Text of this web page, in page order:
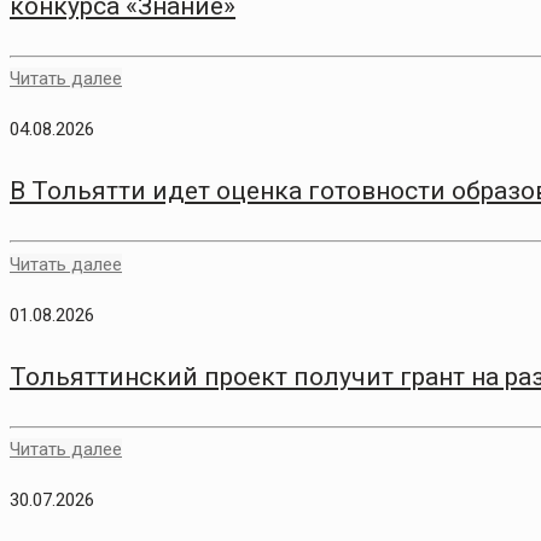
конкурса «Знание»
Читать далее
04.08.2026
В Тольятти идет оценка готовности
Читать далее
01.08.2026
Тольяттинский проект получит грант на
Читать далее
30.07.2026